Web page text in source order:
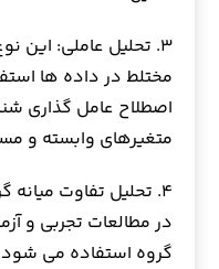
۳. تحلیل عاملی: این
مختلط در داده ها
اصطلاح عامل گذاری
متغیرهای وابسته و
۴. تحلیل تفاوت
در مطالعات تجربی و
گروه استفاده می